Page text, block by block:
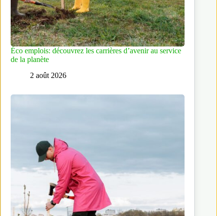
Éco emplois: découvrez les carrières d’avenir au service
de la planète
2 août 2026